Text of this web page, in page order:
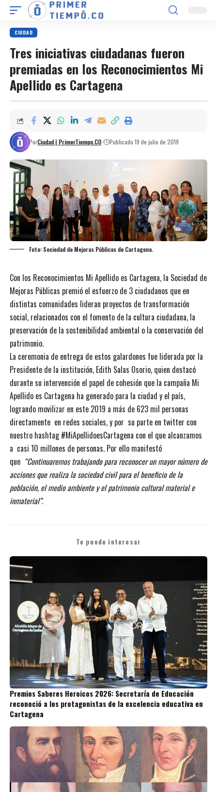
CIUDAD
Tres iniciativas ciudadanas fueron
premiadas en los Reconocimientos Mi
Apellido es Cartagena
PorCiudad | PrimerTiempo.CO Publicado 19 de julio de 2019
Foto: Sociedad de Mejoras Públicas de Cartagena.
Con los Reconocimientos Mi Apellido es Cartagena, la Sociedad de
Mejoras Públicas premió el esfuerzo de 3 ciudadanos que en
distintas comunidades lideran proyectos de transformación
social, relacionados con el fomento de la cultura ciudadana, la
preservación de la sostenibilidad ambiental o la conservación del
patrimonio.
La ceremonia de entrega de estos galardones fue liderada por la
Presidente de la institución, Edith Salas Osorio, quien destacó
durante su intervención el papel de cohesión que la campaña Mi
Apellido es Cartagena ha generado para la ciudad y el país,
logrando movilizar en este 2019 a más de 623 mil personas
directamente en redes sociales, y por su parte en twitter con
nuestro hashtag #MiApellidoesCartagena con el que alcanzamos
a casi 10 millones de personas. Por ello manifestó
que “Continuaremos trabajando para reconocer un mayor número de
acciones que realiza la sociedad civil para el beneficio de la
población, el medio ambiente y el patrimonio cultural material e
inmaterial”.
Te puede interesar
Premios Saberes Heroicos 2026: Secretaría de Educación
reconoció a los protagonistas de la excelencia educativa en
Cartagena